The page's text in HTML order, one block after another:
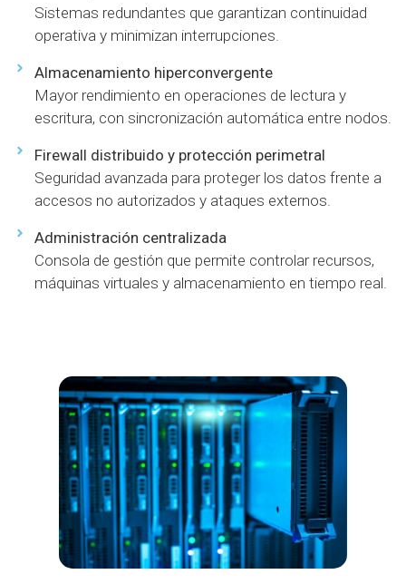
Sistemas redundantes que garantizan continuidad
operativa y minimizan interrupciones.
Almacenamiento hiperconvergente
Mayor rendimiento en operaciones de lectura y
escritura, con sincronización automática entre nodos.
Firewall distribuido y protección perimetral
Seguridad avanzada para proteger los datos frente a
accesos no autorizados y ataques externos.
Administración centralizada
Consola de gestión que permite controlar recursos,
máquinas virtuales y almacenamiento en tiempo real.